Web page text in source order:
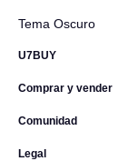
Tema Oscuro
U7BUY
Comprar y vender
Comunidad
Legal